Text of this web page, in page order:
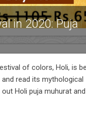
in 2020: Puja
of colors, Holi, is
read its mythological
Holi puja muhurat and